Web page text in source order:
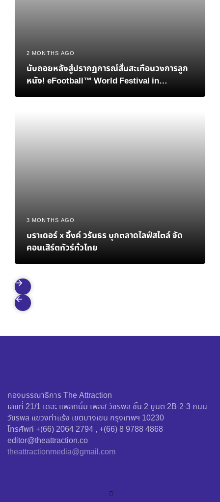
2 MONTHS AGO
นับถอยหลังสู่ปรากฏการณ์สั่นสะเทือนวงการลูก
หนัง! eFootball™ World Festival in
3 MONTHS AGO
บราเดอร์ x อิ้งค์ วรันธร บุกตลาดไลฟ์สไตล์ จัด
คอนเสิร์ตทัวร์ทั่วไทย
กองบรรณาธิการ The Attraction
เลขที่ 21/1 เดอะ แพลทินั่ม เพลส วัชรพล ชั้น 2 ยูนิต 2B-2-3 ถนน
วัชรพล แขวงท่าแร้ง เขตบางเขน กรุงเทพฯ 10230
โทรศัพท์ +(66) 2064 2794 , +(66) 8 9788 4868
editor@theattraction.co
theattractionmedia@gmail.com